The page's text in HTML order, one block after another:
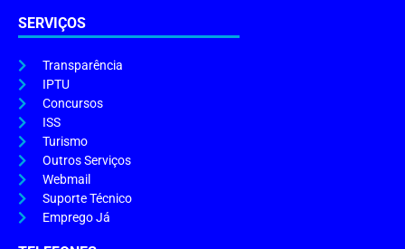
SERVIÇOS
Transparência
IPTU
Concursos
ISS
Turismo
Outros Serviços
Webmail
Suporte Técnico
Emprego Já